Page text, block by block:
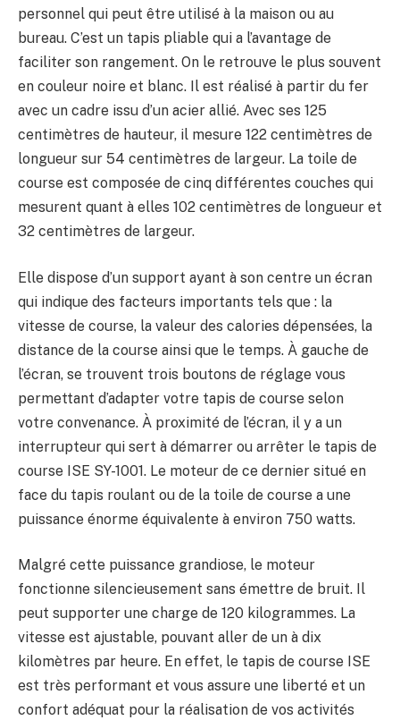
personnel qui peut être utilisé à la maison ou au
bureau. C’est un tapis pliable qui a l’avantage de
faciliter son rangement. On le retrouve le plus souvent
en couleur noire et blanc. Il est réalisé à partir du fer
avec un cadre issu d’un acier allié. Avec ses 125
centimètres de hauteur, il mesure 122 centimètres de
longueur sur 54 centimètres de largeur. La toile de
course est composée de cinq différentes couches qui
mesurent quant à elles 102 centimètres de longueur et
32 centimètres de largeur.
Elle dispose d’un support ayant à son centre un écran
qui indique des facteurs importants tels que : la
vitesse de course, la valeur des calories dépensées, la
distance de la course ainsi que le temps. À gauche de
l’écran, se trouvent trois boutons de réglage vous
permettant d’adapter votre tapis de course selon
votre convenance. À proximité de l’écran, il y a un
interrupteur qui sert à démarrer ou arrêter le tapis de
course ISE SY-1001. Le moteur de ce dernier situé en
face du tapis roulant ou de la toile de course a une
puissance énorme équivalente à environ 750 watts.
Malgré cette puissance grandiose, le moteur
fonctionne silencieusement sans émettre de bruit. Il
peut supporter une charge de 120 kilogrammes. La
vitesse est ajustable, pouvant aller de un à dix
kilomètres par heure. En effet, le tapis de course ISE
est très performant et vous assure une liberté et un
confort adéquat pour la réalisation de vos activités